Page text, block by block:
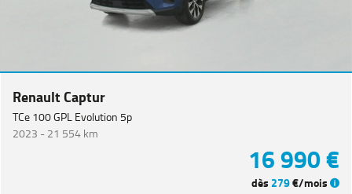
Renault Captur
TCe 100 GPL Evolution 5p
2023 -21 554 km
16 990 €
dès 279€/mois